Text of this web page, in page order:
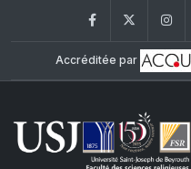
FacebookTwitter
Accréditée par